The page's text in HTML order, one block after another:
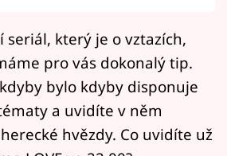
seriál, který je o vztazích,
pro vás dokonalý tip.
bylo kdyby disponuje
a uvidíte v něm
hvězdy. Co uvidíte už